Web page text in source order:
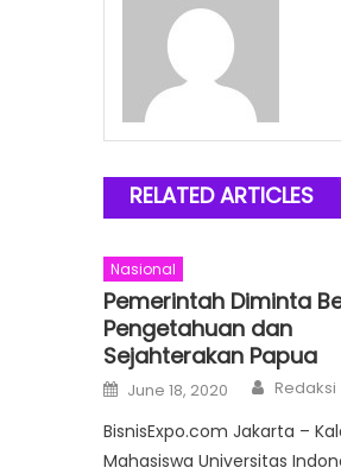
RELATED ARTICLES
Nasional
Pemerintah Diminta
Pengetahuan dan
Sejahterakan Papua
Posted
on
June 18, 2020 Author
Redaksi
BisnisExpo.com Jakarta –
Mahasiswa Universitas